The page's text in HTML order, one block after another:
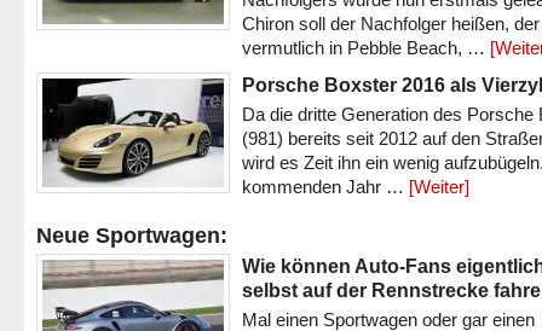
Chiron soll der Nachfolger heißen, der
vermutlich in Pebble Beach, …
Porsche Boxster 2016 als
Da die dritte Generation des Porsche
(981) bereits seit 2012 auf den
wird es Zeit ihn ein wenig
kommenden Jahr … [Weiter]
Neue Sportwagen:
Wie können Auto-Fans
selbst auf der Rennstrecke
Mal einen Sportwagen oder gar einen